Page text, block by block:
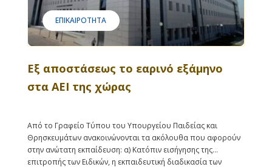
ΕΠΙΚΑΙΡΌΤΗΤΑ
Εξ αποστάσεως το εαρινό εξάμηνο
στα ΑΕΙ της χώρας
Από το Γραφείο Τύπου του Υπουργείου Παιδείας και
Θρησκευμάτων ανακοινώνονται τα ακόλουθα που αφορούν
στην ανώτατη εκπαίδευση: α) Κατόπιν εισήγησης της
επιτροπής των Ειδικών, η εκπαιδευτική διαδικασία των